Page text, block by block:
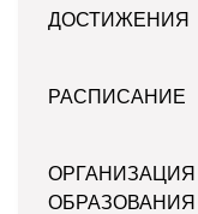
ДОСТИЖЕНИЯ
РАСПИСАНИЕ
ОБРАЗОВАНИЯ